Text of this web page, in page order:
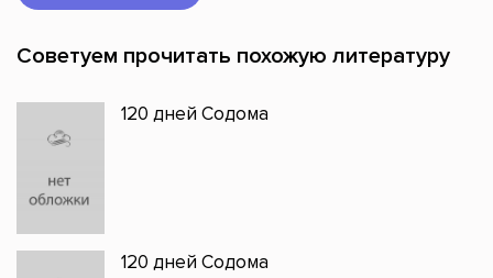
Советуем прочитать похожую литературу
120 дней Содома
120 дней Содома